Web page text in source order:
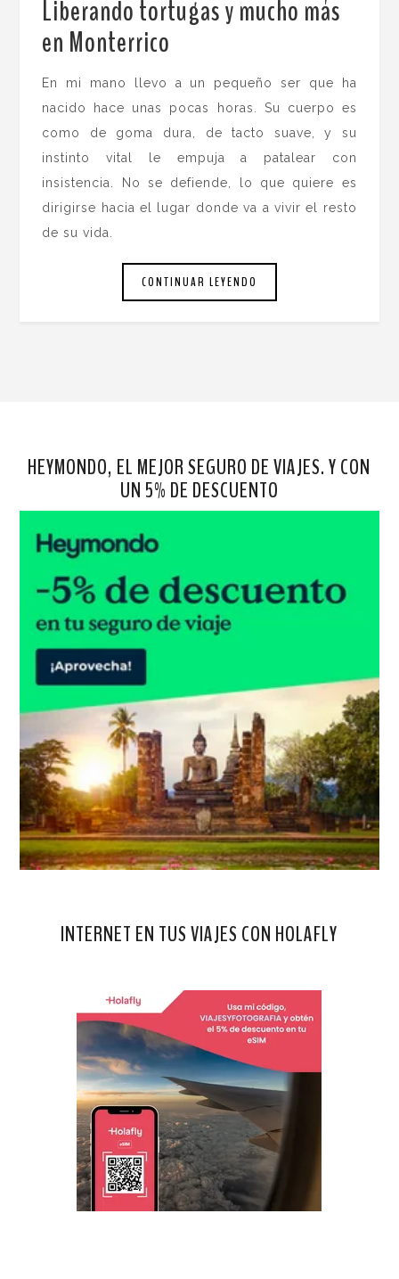
Liberando tortugas y mucho más
en Monterrico
En mi mano llevo a un pequeño ser que ha
nacido hace unas pocas horas. Su cuerpo es
como de goma dura, de tacto suave, y su
instinto vital le empuja a patalear con
insistencia. No se defiende, lo que quiere es
dirigirse hacia el lugar donde va a vivir el resto
de su vida.
CONTINUAR LEYENDO
HEYMONDO, EL MEJOR SEGURO DE VIAJES. Y CON
UN 5% DE DESCUENTO
INTERNET EN TUS VIAJES CON HOLAFLY